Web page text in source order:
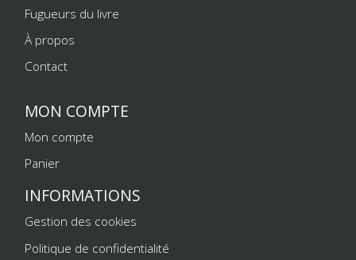
Fugueurs du livre
À propos
Contact
MON COMPTE
Mon compte
Panier
INFORMATIONS
Gestion des cookies
Politique de confidentialité